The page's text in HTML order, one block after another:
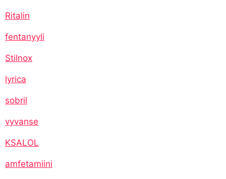
Ritalin
fentanyyli
Stilnox
lyrica
sobril
vyvanse
KSALOL
amfetamiini